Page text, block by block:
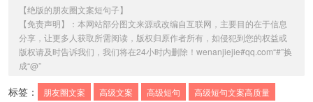
【绝版的朋友圈文案短句子】
【免责声明】：本网站部分图文来源或改编自互联网，主要目的在于信息
分享，让更多人获取所需阅读，版权归原作者所有，如侵犯到您的权益或
版权请及时告诉我们，我们将在24小时内删除！wenanjiejie#qq.com“#”换
成“@”
标签： 朋友圈文案 高级文案 高级短句 高级短句文案高质量